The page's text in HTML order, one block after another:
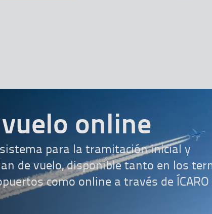
online
sistema para la tramitación inicial y
de vuelo, disponible tanto en los
como online a través de ÍCARO